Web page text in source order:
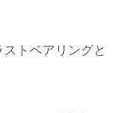
トベアリングと